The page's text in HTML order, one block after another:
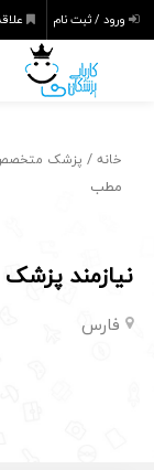
ورود / ثبت نام
خانه / پزشک
مطب
نیازمند
فارس